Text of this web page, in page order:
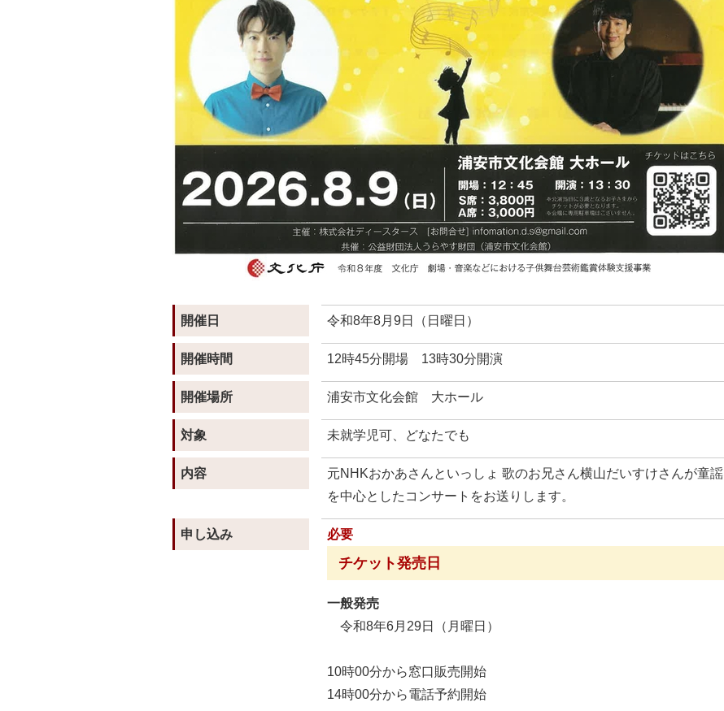
開催日 令和8年8月9日（日曜日）
開催時間 12時45分開場 13時30分開演
開催場所 浦安市文化会館 大ホール
対象 未就学児可、どなたでも
内容
元NHKおかあさんといっしょ 歌のお兄さん横山だいすけさんが童謡
を中心としたコンサートをお送りします。
申し込み 必要
チケット発売日
一般発売
令和8年6月29日（月曜日）
10時00分から窓口販売開始
14時00分から電話予約開始